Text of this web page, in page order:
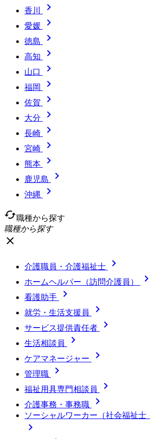
香川 
愛媛 
徳島 
高知 
山口 
福岡 
佐賀 
大分 
長崎 
宮崎 
熊本 
鹿児島 
沖縄

cached職種から探す
職種から探す
close
介護職員・介護福祉士 
ホームヘルパー（訪問介護員） 
看護助手 
就労・生活支援員 
サービス提供責任者 
生活相談員 
ケアマネージャー 
管理職 
福祉用具専門相談員 
介護事務・事務職 
ソーシャルワーカー（社会福祉士
